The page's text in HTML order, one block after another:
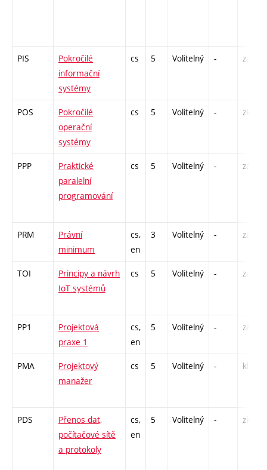
PIS
Pokročilé
informační
systémy
cs 5 Volitelný - zá,zk
POS
Pokročilé
operační
systémy
cs 5 Volitelný - zk
PPP
Praktické
paralelní
programování
cs 5 Volitelný - zá,zk
PRM
Právní
minimum
cs,
en
3 Volitelný - zá
TOI
Principy a návrh
IoT systémů
cs 5 Volitelný - zá,zk
PP1
Projektová
praxe 1
cs,
en
5 Volitelný - zá
PMA
Projektový
manažer
cs 5 Volitelný - kl
PDS
Přenos dat,
počítačové sítě
a protokoly
cs,
en
5 Volitelný - zk